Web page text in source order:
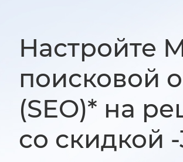
Настройте
поисковой
(SEO)* на
со скидкой -